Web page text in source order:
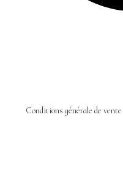
Conditions générale de vente